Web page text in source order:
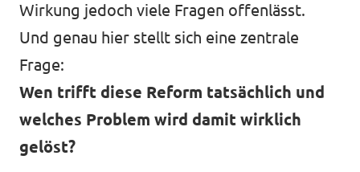
Wirkung jedoch viele Fragen offenlässt.
Und genau hier stellt sich eine zentrale
Frage:
Wen trifft diese Reform tatsächlich und
welches Problem wird damit wirklich
gelöst?